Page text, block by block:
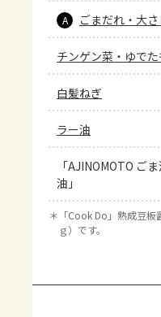
A ごまだれ・大
チンゲン菜・ゆで
白髪ねぎ
ラー油
「AJINOMOTO ご
油」
＊ 「Cook Do」熟成豆
ｇ）です。